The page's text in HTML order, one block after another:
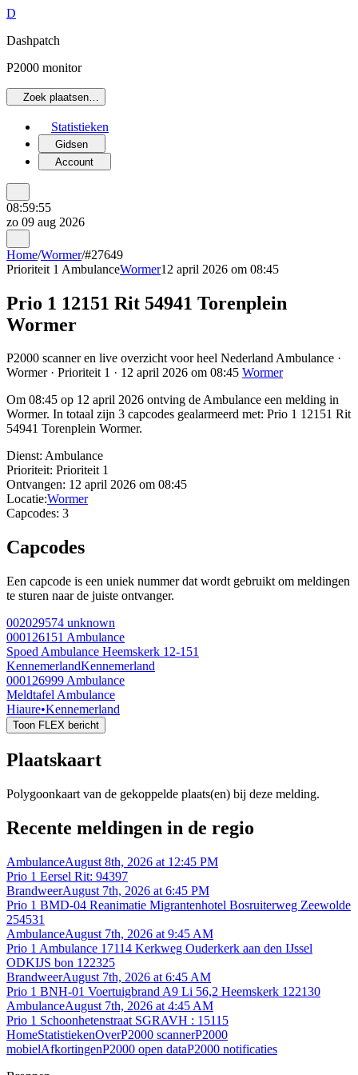
D
Dashpatch
P2000 monitor
Zoek plaatsen…
Statistieken
Gidsen
Account
08:59:55
zo 09 aug 2026
Home/Wormer/#27649
Prioriteit 1 AmbulanceWormer12 april 2026 om 08:45
Prio 1 12151 Rit 54941 Torenplein
Wormer
P2000 scanner en live overzicht voor heel Nederland Ambulance ·
Wormer · Prioriteit 1 · 12 april 2026 om 08:45 Wormer
Om 08:45 op 12 april 2026 ontving de Ambulance een melding in
Wormer. In totaal zijn 3 capcodes gealarmeerd met: Prio 1 12151 Rit
54941 Torenplein Wormer.
Dienst: Ambulance
Prioriteit: Prioriteit 1
Ontvangen: 12 april 2026 om 08:45
Locatie:Wormer
Capcodes: 3
Capcodes
Een capcode is een uniek nummer dat wordt gebruikt om meldingen
te sturen naar de juiste ontvanger.
002029574 unknown
000126151 Ambulance
Spoed Ambulance Heemskerk 12-151
KennemerlandKennemerland
000126999 Ambulance
Meldtafel Ambulance
Hiaure•Kennemerland
Toon FLEX bericht
Plaatskaart
Polygoonkaart van de gekoppelde plaats(en) bij deze melding.
Recente meldingen in de regio
AmbulanceAugust 8th, 2026 at 12:45 PM
Prio 1 Eersel Rit: 94397
BrandweerAugust 7th, 2026 at 6:45 PM
Prio 1 BMD-04 Reanimatie Migrantenhotel Bosruiterweg Zeewolde
254531
AmbulanceAugust 7th, 2026 at 9:45 AM
Prio 1 Ambulance 17114 Kerkweg Ouderkerk aan den IJssel
ODKIJS bon 122325
BrandweerAugust 7th, 2026 at 6:45 AM
Prio 1 BNH-01 Voertuigbrand A9 Li 56,2 Heemskerk 122130
AmbulanceAugust 7th, 2026 at 4:45 AM
Prio 1 Schoonhetenstraat SGRAVH : 15115
HomeStatistiekenOverP2000 scannerP2000
mobielAfkortingenP2000 open dataP2000 notificaties